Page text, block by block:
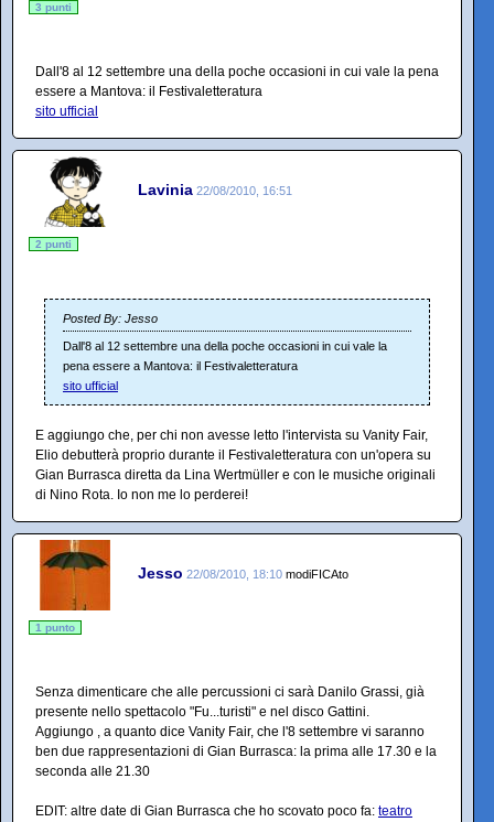
3 punti
Dall'8 al 12 settembre una della poche occasioni in cui vale la pena
essere a Mantova: il Festivaletteratura
sito ufficial
Lavinia 22/08/2010, 16:51
2 punti
Posted By: Jesso
Dall'8 al 12 settembre una della poche occasioni in cui vale la
pena essere a Mantova: il Festivaletteratura
sito ufficial
E aggiungo che, per chi non avesse letto l'intervista su Vanity Fair,
Elio debutterà proprio durante il Festivaletteratura con un'opera su
Gian Burrasca diretta da Lina Wertmüller e con le musiche originali
di Nino Rota. Io non me lo perderei!
Jesso 22/08/2010, 18:10 modiFICAto
1 punto
Senza dimenticare che alle percussioni ci sarà Danilo Grassi, già
presente nello spettacolo "Fu...turisti" e nel disco Gattini.
Aggiungo , a quanto dice Vanity Fair, che l'8 settembre vi saranno
ben due rappresentazioni di Gian Burrasca: la prima alle 17.30 e la
seconda alle 21.30
EDIT: altre date di Gian Burrasca che ho scovato poco fa: teatro